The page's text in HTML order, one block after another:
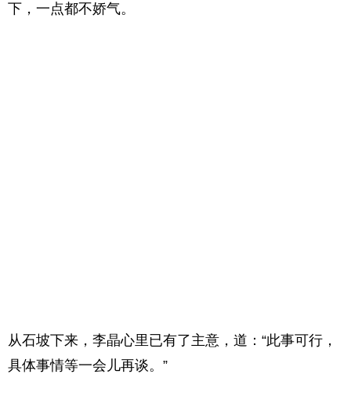
下，一点都不娇气。
从石坡下来，李晶心里已有了主意，道：“此事可行，
具体事情等一会儿再谈。”